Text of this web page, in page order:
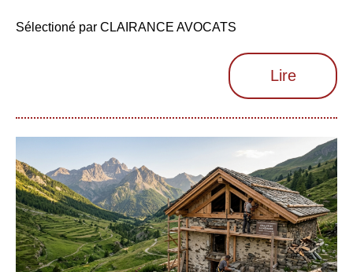
Sélectioné par CLAIRANCE AVOCATS
Lire